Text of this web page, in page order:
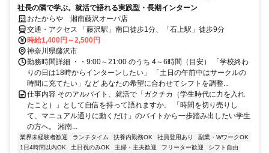
社長の隣で学ぶ。就活で語れる実践型・長期インターン
おたからや 湘南藤沢オーパ店
交通・アクセス 「藤沢駅」南口徒歩1分、「石上駅」徒歩9分
時給1,400円～2,500円
神奈川県藤沢市
勤務時間詳細 ・・9:00～21:00 のうち 4～6時間（目安） 「学校終わ
りの日は18時からインターンしたい」 「土日の午前中はサークルの
時間に充てたい」など あなたの希望に合わせてシフトを調整...
仕事内容 そのアルバイト、就活で「ガクチカ（学生時代に力を入れ
たこと）」として自信を持って語れますか。 「時間を切り売りし
て、マニュアル通りに動くだけ」のバイトから一歩踏み出したい学生
の方へ。 湘南...
業界未経験者歓迎 ランチタイム 扶養内勤務OK 社員登用あり
副業・WワークOK
1日4時間以内OK
土日祝のみOK 主婦・主夫歓迎 フリーター歓迎
シフト自由